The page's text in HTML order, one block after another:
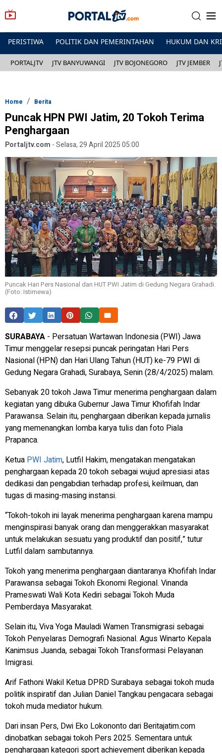
PERISTIWA POLITIK DAN PEMERINTAHAN HUKUM DAN
PORTALJTV JTV BANYUWANGI JTV BOJONEGORO JTV JEMBER
Home Berita
Puncak HPN PWI Jatim, 20 Tokoh Terima
Penghargaan
Portaljtv.com -Selasa, 29 April 2025 05:00
Puncak Hari Pers Nasional dan HUT PWI Jatim di Gedung Negara Grahadi.
(Foto: Istimewa)
SURABAYA - Persatuan Wartawan Indonesia (PWI) Jawa
Timur menggelar resepsi puncak peringatan Hari Pers
Nasional (HPN) dan Hari Ulang Tahun (HUT) ke-79 PWI di
Gedung Negara Grahadi, Surabaya, Senin (28/4/2025) malam.
Sebanyak 20 tokoh Jawa Timur menerima penghargaan dalam
kegiatan yang dibuka Gubernur Jawa Timur Khofifah Indar
Parawansa. Selain itu, penghargaan diberikan kepada jurnalis
yang memenangkan lomba karya tulis dan foto Piala
Prapanca.
Ketua PWI Jatim, Lutfil Hakim, mengatakan mengatakan
penghargaan kepada 20 tokoh sebagai wujud apresiasi atas
dedikasi dan pengabdian terhadap profesi, keilmuan, dan
tugas di masing-masing instansi.
“Tokoh-tokoh ini layak menerima penghargaan karena mampu
menginspirasi banyak orang dan menggerakkan masyarakat
untuk melakukan sesuatu yang produktif dan positif,” tutur
Lutfil dalam sambutannya.
Tokoh yang menerima penghargaan diantaranya Khofifah Indar
Parawansa sebagai Tokoh Ekonomi Regional. Vinanda
Prameswati Wali Kota Kediri sebagai Tokoh Muda
Pemberdaya Masyarakat.
Selain itu, Viva Yoga Mauladi Wamen Transmigrasi sebagai
Tokoh Penyelaras Demografi Nasional. Agus Winarto Kepala
Kanimsus Juanda, sebagai Tokoh Transformasi Pelayanan
Imigrasi.
Arif Fathoni Wakil Ketua DPRD Surabaya sebagai tokoh muda
politik inspiratif dan Julian Daniel Tangkau pengacara sebagai
tokoh muda mediator hukum.
Dari insan Pers, Dwi Eko Lokononto dari Beritajatim.com
dinobatkan sebagai tokoh Pers 2025. Sementara untuk
penghargaan kategori sport achievement diberikan kepada